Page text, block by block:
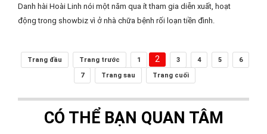
Danh hài Hoài Linh nói một năm qua ít tham gia diễn xuất, hoạt
động trong showbiz vì ở nhà chữa bệnh rối loạn tiền đình.
Trang đầu Trang trước 1 2 3 4 5
6
7
Trang sau Trang cuối
CÓ THỂ BẠN QUAN TÂM